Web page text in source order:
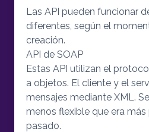
Las API pueden funcionar
diferentes, según el
creación.
API de SOAP
Estas API utilizan el
a objetos. El cliente y el
mensajes mediante XML.
menos flexible que era
pasado.